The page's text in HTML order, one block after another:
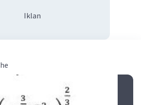
Iklan